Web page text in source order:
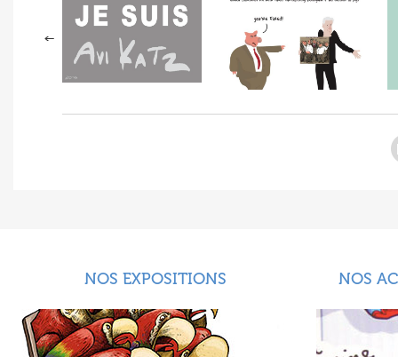
NOS EXPOSITIONS NOS